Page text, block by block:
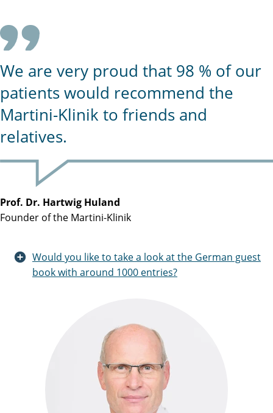
We are very proud that 98 % of our
patients would recommend the
Martini-Klinik to friends and
relatives.
Prof. Dr. Hartwig Huland
Founder of the Martini-Klinik
Would you like to take a look at the German guest
book with around 1000 entries?